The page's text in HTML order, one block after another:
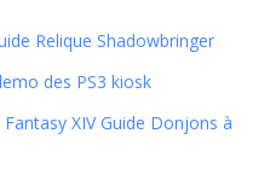
Relique Shadowbringer
des PS3 kiosk
Fantasy XIV Guide Donjons à